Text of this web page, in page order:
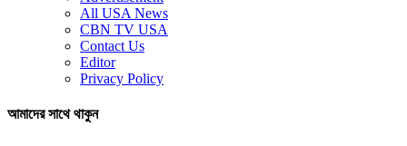
All USA News
CBN TV USA
Contact Us
Editor
Privacy Policy
আমাদের সাথে থাকুন